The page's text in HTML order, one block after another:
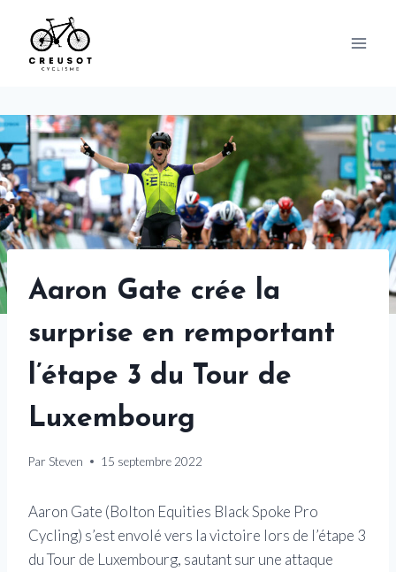
content
Aaron Gate crée la
surprise en remportant
l’étape 3 du Tour de
Luxembourg
Par Steven 15 septembre 2022
Aaron Gate (Bolton Equities Black Spoke Pro
Cycling) s’est envolé vers la victoire lors de l’étape 3
du Tour de Luxembourg, sautant sur une attaque